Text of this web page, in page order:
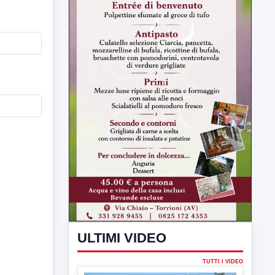
ULTIMI VIDEO
TUTTI I VIDEO
▶
7 AGOSTO 2026 CRONACA
Ponte Valentino,21enne indagato:
Incidente mortale a Ponte Valentino,
indagato il 21enne alla guida...